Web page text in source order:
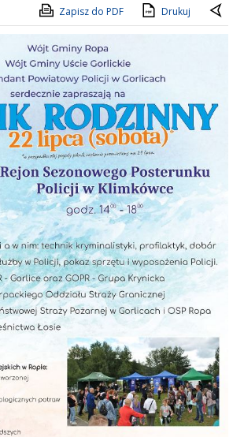
Zapisz do PDF Drukuj